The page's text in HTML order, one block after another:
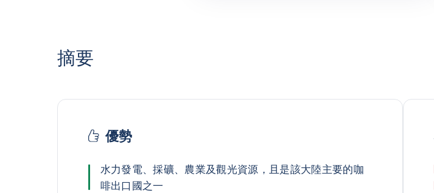
摘要
優勢
水力發電、採礦、農業及觀光資源，且是該大陸主要的咖
啡出口國之一